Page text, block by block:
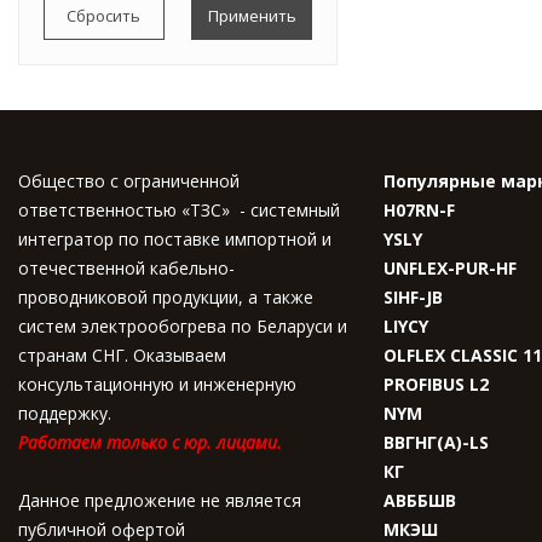
12,9
Общество с ограниченной
ответственностью «ТЗС» - системный
интегратор по поставке импортной и
отечественной кабельно-
проводниковой продукции, а также
систем электрообогрева по Беларуси и
странам СНГ. Оказываем
консультационную и инженерную
поддержку.
Работаем только с юр. лицами.
Данное предложение не является
публичной офертой
Популярные
H07RN-F
YSLY
UNFLEX-PUR-HF
SIHF-JB
LIYCY
OLFLEX CLASSIC
PROFIBUS L2
NYM
ВВГНГ(A)-LS
КГ
АВББШВ
МКЭШ